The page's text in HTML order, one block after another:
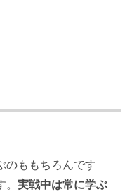
のももちろんです
。実戦中は常に学ぶ